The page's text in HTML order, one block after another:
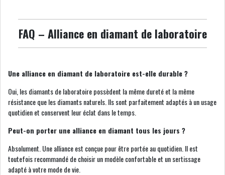
FAQ – Alliance en diamant de laboratoire
Une alliance en diamant de laboratoire est-elle durable ?
Oui, les diamants de laboratoire possèdent la même dureté et la même
résistance que les diamants naturels. Ils sont parfaitement adaptés à un usage
quotidien et conservent leur éclat dans le temps.
Peut-on porter une alliance en diamant tous les jours ?
Absolument. Une alliance est conçue pour être portée au quotidien. Il est
toutefois recommandé de choisir un modèle confortable et un sertissage
adapté à votre mode de vie.